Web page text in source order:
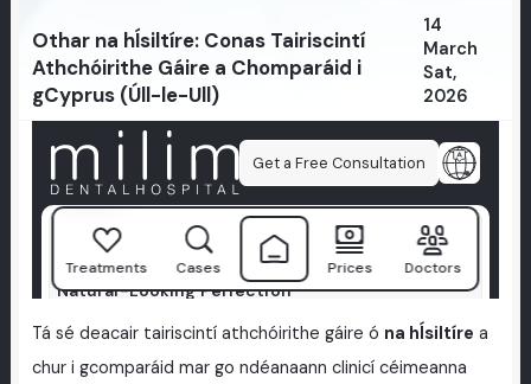
Othar na hÍsiltíre: Conas Tairiscintí
Athchóirithe Gáire a Chomparáid i
gCyprus (Úll-le-Ull)
14
March
Sat,
2026
Tá sé deacair tairiscintí athchóirithe gáire ó na hÍsiltíre a
chur i gcomparáid mar go ndéanaann clinicí céimeanna